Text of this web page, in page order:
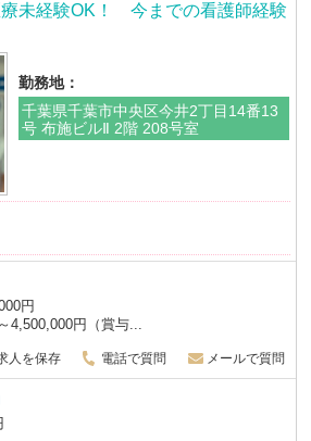
未経験OK！ 今までの看護師経験
勤務地：
千葉県千葉市中央区今井2丁目14番13
号 布施ビルⅡ 2階 208号室
円
円（賞与...
人を保存 電話で質問 メールで質問